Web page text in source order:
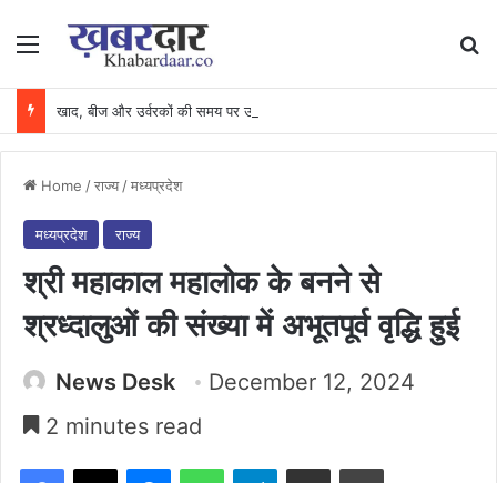
Menu
Home /राज्य /मध्यप्रदेश
मध्यप्रदेश राज्य
श्री महाकाल महालोक के बनने से
श्रध्दालुओं की संख्या में अभूतपूर्व वृद्धि हुई
News Desk
December 12, 2024
2 minutes read
Facebook
X MessengerWhatsAppTelegramShare via Email Print